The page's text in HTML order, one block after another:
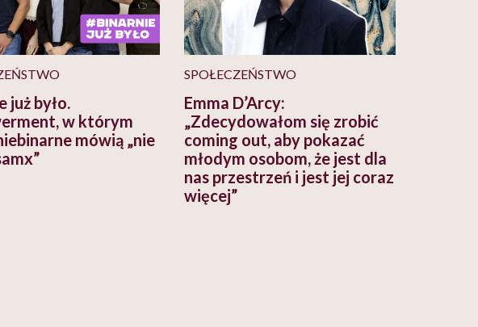
już było.
w którym
mówią „nie
SPOŁECZEŃSTWO
Emma D’Arcy:
„Zdecydowałom się zrobić
coming out, aby pokazać
młodym osobom, że jest dla
nas przestrzeń i jest jej coraz
więcej”